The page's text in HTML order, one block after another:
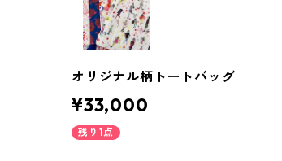
オリジナル柄トートバッグ
¥33,000
残り1点